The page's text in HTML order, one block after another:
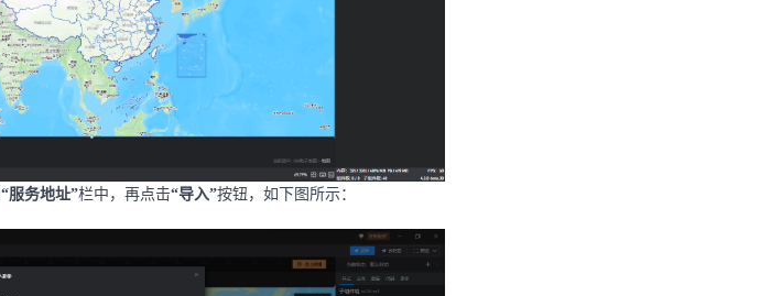
“服务地址”栏中，再点击“导入”按钮，如下图所示：